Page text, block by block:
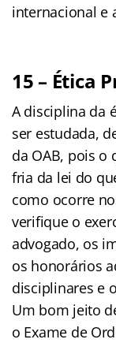
internacional e
15 – Ética
A disciplina da
ser estudada,
da OAB, pois o
fria da lei do
como ocorre
verifique o
advogado, os
os honorários
disciplinares e
Um bom jeito
o Exame de